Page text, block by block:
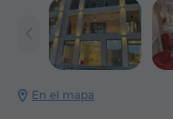
En el mapa